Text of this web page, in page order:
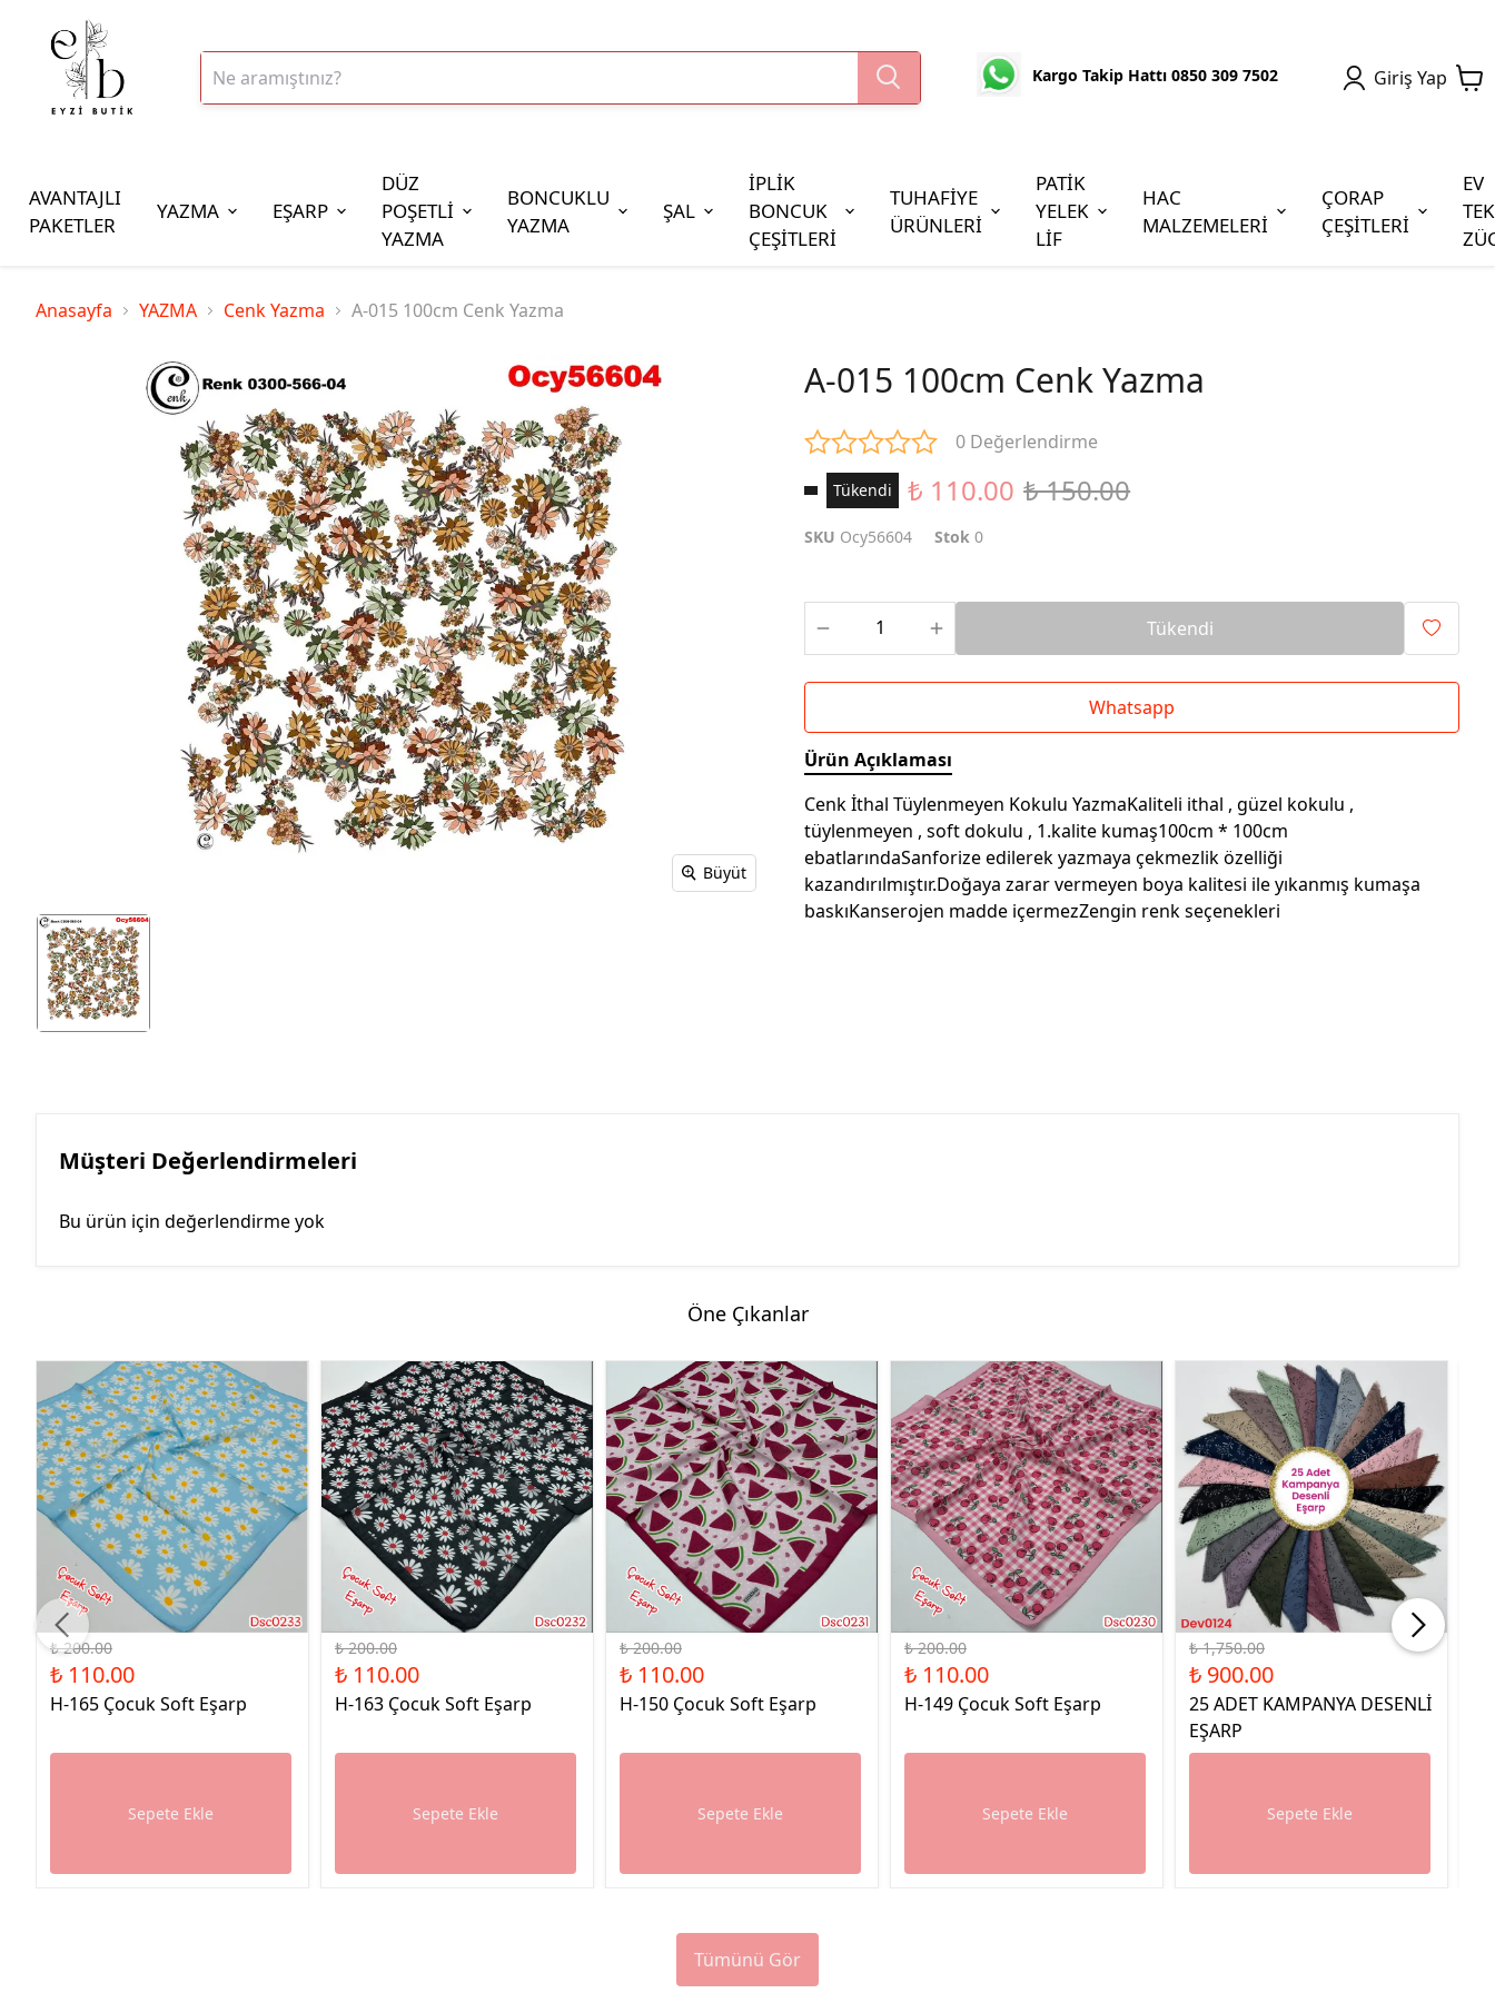
Kargo Takip Hattı 0850 309 7502 Giriş Yap
AVANTAJLI
PAKETLER
YAZMA EŞARP
DÜZ
POŞETLİ
YAZMA
BONCUKLU
YAZMA
ŞAL
İPLİK
BONCUK
ÇEŞİTLERİ
İplik Çeşitleri
20gr Reyyan Polyester İp
100gr Altınbaşak Polyester İp
350gr Altınbaşak Polyester İp
Cezaevi Boncuğu
TUHAFİYE
ÜRÜNLERİ
PATİK
YELEK
LİF
HAC
MALZEMELERİ
ÇORAP
ÇEŞİTLERİ
EV
Anasayfa YAZMA Cenk Yazma A-015 100cm Cenk Yazma
Büyüt
A-015 100cm Cenk Yazma
0 Değerlendirme
Tükendi ₺ 110.00 ₺ 150.00
SKU Ocy56604 Stok 0
Tükendi
Whatsapp
Ürün Açıklaması
Cenk İthal Tüylenmeyen Kokulu YazmaKaliteli ithal , güzel kokulu ,
tüylenmeyen , soft dokulu , 1.kalite kumaş100cm * 100cm
ebatlarındaSanforize edilerek yazmaya çekmezlik özelliği
kazandırılmıştır.Doğaya zarar vermeyen boya kalitesi ile yıkanmış kumaşa
baskıKanserojen madde içermezZengin renk seçenekleri
Müşteri Değerlendirmeleri
Bu ürün için değerlendirme yok
Öne Çıkanlar
%45 İndirim
₺ 200.00
₺ 110.00
H-165 Çocuk Soft Eşarp
Sepete Ekle
%45 İndirim
₺ 200.00
₺ 110.00
H-163 Çocuk Soft Eşarp
Sepete Ekle
%45 İndirim
₺ 200.00
₺ 110.00
H-150 Çocuk Soft Eşarp
Sepete Ekle
%45 İndirim
₺ 200.00
₺ 110.00
H-149 Çocuk Soft Eşarp
Sepete Ekle
%49 İndirim
₺ 1,750.00
₺ 900.00
25 ADET KAMPANYA DESENLİ
EŞARP
Sepete Ekle
Tümünü Gör